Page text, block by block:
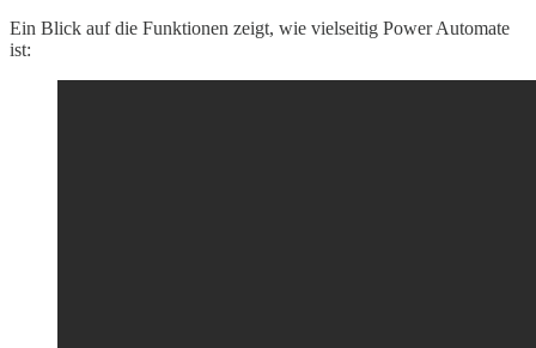
Ein Blick auf die Funktionen zeigt, wie vielseitig Power Automate
ist: